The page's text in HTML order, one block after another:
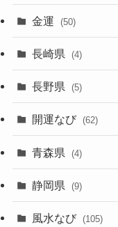
金運 (50)
長崎県 (4)
長野県 (5)
開運なび (62)
青森県 (4)
静岡県 (9)
風水なび (105)